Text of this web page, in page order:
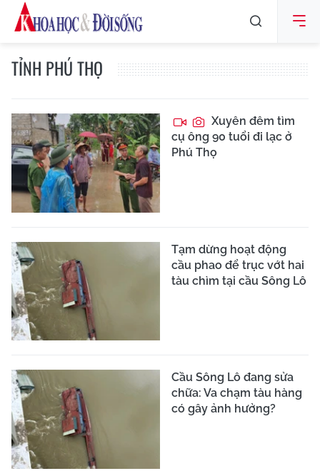
TỈNH PHÚ THỌ
Xuyên đêm tìm
cụ ông 90 tuổi đi lạc ở
Phú Thọ
Tạm dừng hoạt động
cầu phao để trục vớt hai
tàu chìm tại cầu Sông Lô
Cầu Sông Lô đang sửa
chữa: Va chạm tàu hàng
có gây ảnh hưởng?